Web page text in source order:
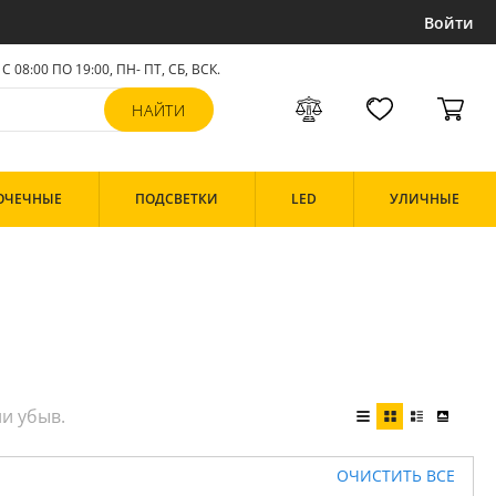
Войти
С 08:00 ПО 19:00, ПН- ПТ, СБ, ВСК.
ПОДСВЕТКИ LED УЛИЧНЫЕ
ОЧИСТИТЬ ВСЕ